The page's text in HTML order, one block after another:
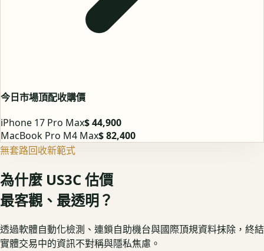
今日市場頂配收購價
iPhone 17 Pro Max$ 44,900
MacBook Pro M4 Max$ 82,400
無套路回收新範式
為什麼 US3C 估價
最客觀、最透明？
透過軟體自動化檢測、連鎖自助機台與國際頂規資料抹除，終結
實體交易中的資訊不對稱與隱私焦慮。